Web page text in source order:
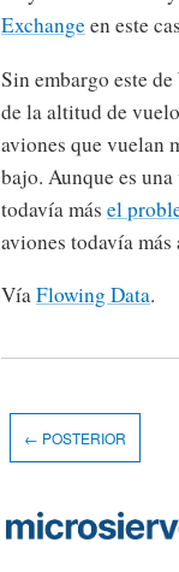
Exchangeen este
Sin embargo este
de la altitud de
aviones que vuelan
bajo. Aunque es
todavía más el
aviones todavía más
VíaFlowing Data.
← POSTERIOR